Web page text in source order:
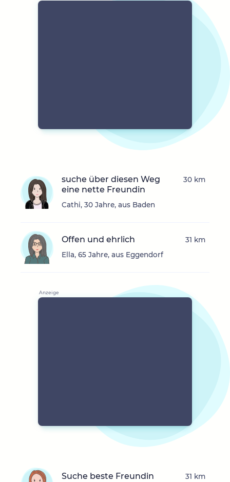
suche über diesen Weg
eine nette Freundin
Cathi, 30 Jahre, aus Baden
30 km
Offen und ehrlich
Ella, 65 Jahre, aus Eggendorf
31 km
Suche beste Freundin 31 km